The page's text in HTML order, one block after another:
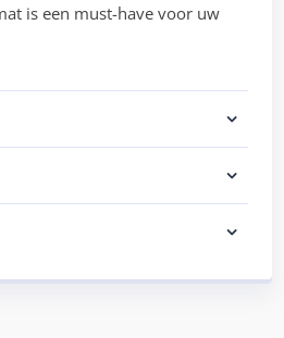
is een must-have voor uw